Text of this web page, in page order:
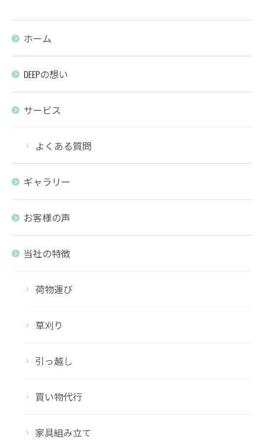
ホーム
DEEPの想い
サービス
よくある質問
ギャラリー
お客様の声
当社の特徴
荷物運び
草刈り
引っ越し
買い物代行
家具組み立て